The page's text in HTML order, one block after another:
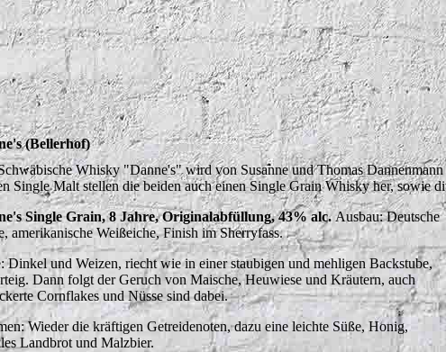
(Bellerhof)
Whisky "Danne's" wird von Susanne und Thomas
Single Malt stellen die beiden auch einen Single Grain Whisky her, sowie
Single Grain, 8 Jahre, Originalabfüllung, 43% alc.Ausbau: Deutsche
amerikanische Weißeiche, Finish im Sherryfass.
Dinkel und Weizen, riecht wie in einer staubigen und mehligen Backstube,
Dann folgt der Geruch von Maische, Heuwiese und Kräutern, auch
Cornflakes und Nüsse sind dabei.
Wieder die kräftigen Getreidenoten, dazu eine leichte Süße, Honig,
Landbrot und Malzbier.